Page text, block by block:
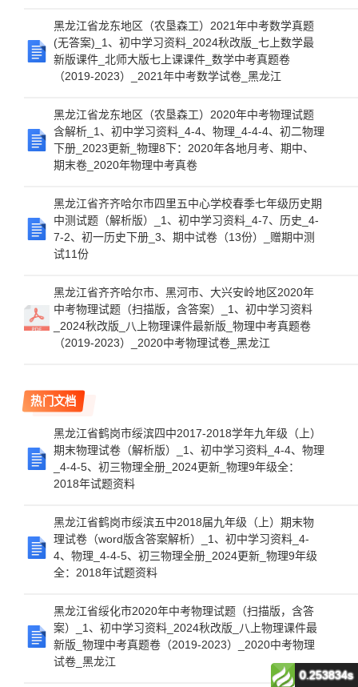
黑龙江省龙东地区（农垦森工）2021年中考数学真题
(无答案)_1、初中学习资料_2024秋改版_七上数学最
新版课件_北师大版七上课课件_数学中考真题卷
（2019-2023）_2021年中考数学试卷_黑龙江
黑龙江省龙东地区（农垦森工）2020年中考物理试题
含解析_1、初中学习资料_4-4、物理_4-4-4、初二物理
下册_2023更新_物理8下：2020年各地月考、期中、
期末卷_2020年物理中考真卷
黑龙江省齐齐哈尔市四里五中心学校春季七年级历史期
中测试题（解析版）_1、初中学习资料_4-7、历史_4-
7-2、初一历史下册_3、期中试卷（13份）_赠期中测
试11份
黑龙江省齐齐哈尔市、黑河市、大兴安岭地区2020年
中考物理试题（扫描版，含答案）_1、初中学习资料
_2024秋改版_八上物理课件最新版_物理中考真题卷
（2019-2023）_2020中考物理试卷_黑龙江
热门文档
黑龙江省鹤岗市绥滨四中2017-2018学年九年级（上）
期末物理试卷（解析版）_1、初中学习资料_4-4、物理
_4-4-5、初三物理全册_2024更新_物理9年级全：
2018年试题资料
黑龙江省鹤岗市绥滨五中2018届九年级（上）期末物
理试卷（word版含答案解析）_1、初中学习资料_4-
4、物理_4-4-5、初三物理全册_2024更新_物理9年级
全：2018年试题资料
黑龙江省绥化市2020年中考物理试题（扫描版，含答
案）_1、初中学习资料_2024秋改版_八上物理课件最
新版_物理中考真题卷（2019-2023）_2020中考物理
试卷_黑龙江
0.253834s